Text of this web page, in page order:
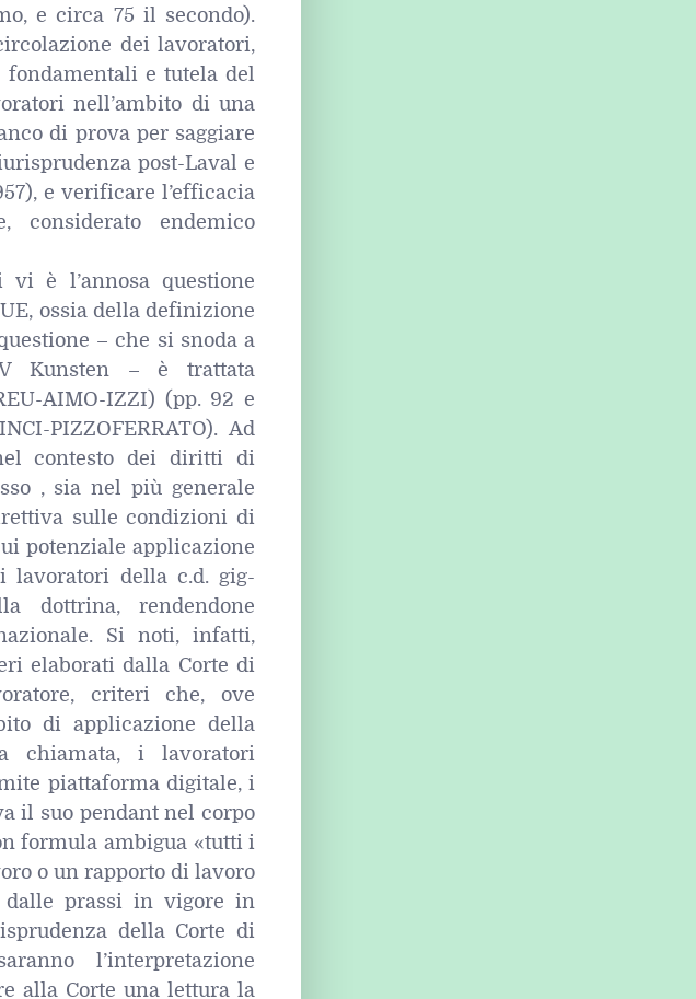
e circa 75 il secondo).
dei lavoratori,
e tutela del
nell’ambito di una
di prova per saggiare
post-Laval e
e verificare l’efficacia
endemico
è l’annosa questione
ossia della definizione
– che si snoda a
Kunsten – è trattata
AIMO-IZZI) (pp. 92 e
PIZZOFERRATO). Ad
contesto dei diritti di
, sia nel più generale
sulle condizioni di
potenziale applicazione
lavoratori della c.d. gig-
dottrina, rendendone
Si noti, infatti,
elaborati dalla Corte di
criteri che, ove
di applicazione della
chiamata, i lavoratori
piattaforma digitale, i
il suo pendant nel corpo
formula ambigua «tutti i
o un rapporto di lavoro
prassi in vigore in
della Corte di
l’interpretazione
alla Corte una lettura la